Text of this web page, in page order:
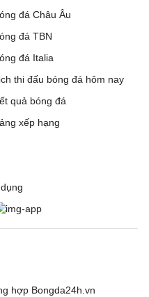
đá Châu Âu
đá TBN
đá Italia
thi đấu bóng đá hôm nay
quả bóng đá
xếp hạng
hợp Bongda24h.vn